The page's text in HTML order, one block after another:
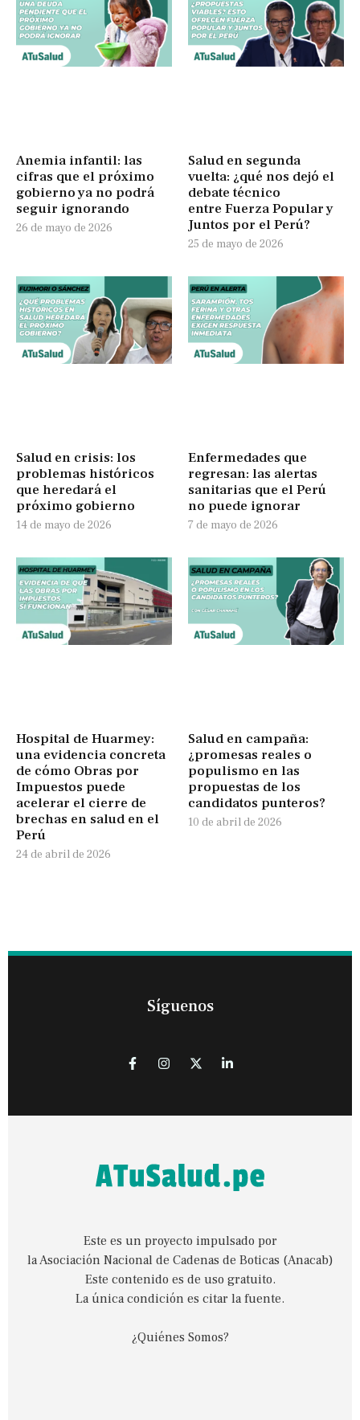
Anemia infantil: las
cifras que el próximo
gobierno ya no podrá
seguir ignorando
26 de mayo de 2026
Salud en segunda
vuelta: ¿qué nos dejó el
debate técnico
entre Fuerza Popular y
Juntos por el Perú?
25 de mayo de 2026
Salud en crisis: los
problemas históricos
que heredará el
próximo gobierno
14 de mayo de 2026
Enfermedades que
regresan: las alertas
sanitarias que el Perú
no puede ignorar
7 de mayo de 2026
Hospital de Huarmey:
una evidencia concreta
de cómo Obras por
Impuestos puede
acelerar el cierre de
brechas en salud en el
Perú
24 de abril de 2026
Salud en campaña:
¿promesas reales o
populismo en las
propuestas de los
candidatos punteros?
10 de abril de 2026
Síguenos
Este es un proyecto impulsado por
la Asociación Nacional de Cadenas de Boticas (Anacab)
Este contenido es de uso gratuito.
La única condición es citar la fuente.
¿Quiénes Somos?